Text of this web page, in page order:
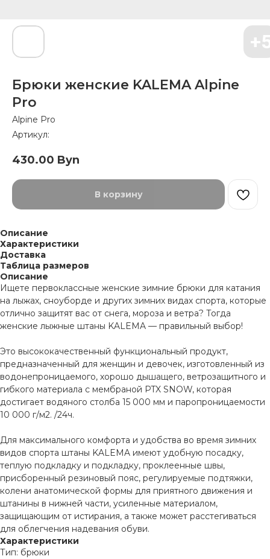
Брюки женские KALEMA Alpine
Pro
Alpine Pro
Артикул:
430.00 Byn
В корзину
Описание
Характеристики
Доставка
Таблица размеров
Описание
Ищете первоклассные женские зимние брюки для катания
на лыжах, сноуборде и других зимних видах спорта, которые
отлично защитят вас от снега, мороза и ветра? Тогда
женские лыжные штаны KALEMA — правильный выбор!
Это высококачественный функциональный продукт,
предназначенный для женщин и девочек, изготовленный из
водонепроницаемого, хорошо дышащего, ветрозащитного и
гибкого материала с мембраной PTX SNOW, которая
достигает водяного столба 15 000 мм и паропроницаемости
10 000 г/м2. /24ч.
Для максимального комфорта и удобства во время зимних
видов спорта штаны KALEMA имеют удобную посадку,
теплую подкладку и подкладку, проклеенные швы,
присборенный резиновый пояс, регулируемые подтяжки,
колени анатомической формы для приятного движения и
штанины в нижней части, усиленные материалом,
защищающим от истирания, а также может расстегиваться
для облегчения надевания обуви.
Характеристики
Тип: брюки